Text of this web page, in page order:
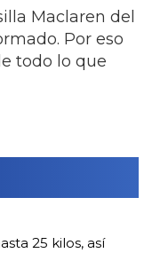
Maclaren del
Por eso
todo lo que
25 kilos, así